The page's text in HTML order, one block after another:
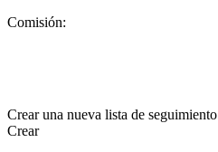
Comisión:
Crear una nueva lista de seguimiento
Crear